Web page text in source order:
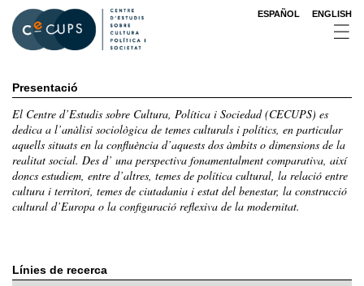
contingut
ESPAÑOL ENGLISH
Presentació
El Centre d’Estudis sobre Cultura, Política i Sociedad (CECUPS) es
dedica a l’anàlisi sociològica de temes culturals i polítics, en particular
aquells situats en la confluència d’aquests dos àmbits o dimensions de la
realitat social. Des d’ una perspectiva fonamentalment comparativa, així
doncs estudiem, entre d’altres, temes de política cultural, la relació entre
cultura i territori, temes de ciutadania i estat del benestar, la construcció
cultural d’Europa o la configuració reflexiva de la modernitat.
Línies de recerca